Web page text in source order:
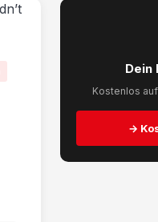
Dein
Kostenlos
→